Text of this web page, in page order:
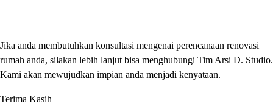
Jika anda membutuhkan konsultasi mengenai perencanaan renovasi
rumah anda, silakan lebih lanjut bisa menghubungi Tim Arsi D. Studio.
Kami akan mewujudkan impian anda menjadi kenyataan.
Terima Kasih